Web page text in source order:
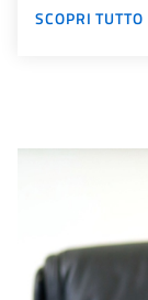
SCOPRI TUTTO